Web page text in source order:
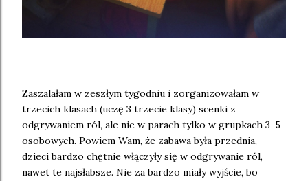
Zaszalałam w zeszłym tygodniu i zorganizowałam w
trzecich klasach (uczę 3 trzecie klasy) scenki z
odgrywaniem ról, ale nie w parach tylko w grupkach 3-5
osobowych. Powiem Wam, że zabawa była przednia,
dzieci bardzo chętnie włączyły się w odgrywanie ról,
nawet te najsłabsze. Nie za bardzo miały wyjście, bo